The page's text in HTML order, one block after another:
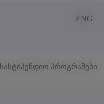
ENG
პროგრამები